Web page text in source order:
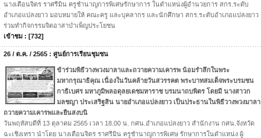
นางเตือนจิตร ราศรีมิน ครูชำนาญการพิเศษรักษาการ ในตำแหน่งผู้อำนวยการ สกร.ระดับ
อำเภอแปลงยาว มอบหมายให้ คณะครู และบุคลากร และนักศึกษา สกร.ระดับอำเภอแปลงยาว
ร่วมทำกิจกรรมจิตอาสาบำเพ็ญประโยชน
เข้าชม : [732]
26 / ต.ค. / 2565 : ศูนย์การเรียนชุมชน
ข้าร่วมพิธีวางพวงมาลาและถวายความเคารพ น้อมรำลึกในพระ
มหากรุณาธิคุณ เนื่องในวันคล้ายวันสวรรคต พระบาทสมเด็จพระบรมชน
กาธิเบศร มหาภูมิพลอดุลยเดชมหาราช บรมนาถบพิตร โดยมี นางสาวก
มลชญา ประเสริฐสิน นายอำเภอแปลงยาว เป็นประธานในพิธีวางพวงมาลา
ถวายความเคารพและยืนสงบนิ
วันพฤหัสบดีที่ 13 ตุลาคม 2565 เวลา 18.00 น. กศน.อำเภอแปลงยาว สำนักงาน กศน.จังหวัด
ฉะเชิงเทรา นำโดย นางเตือนจิตร ราศรีมิน ครูชำนาญการพิเศษ รักษาการในตำแหน่ง ผู้